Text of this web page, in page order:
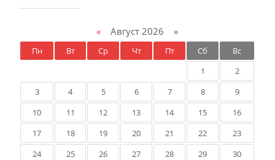
« Август 2026 »
Пн Вт Ср Чт Пт Сб
Вс
1
2
3
4 5 6 7 8
9
10
11 12 13 14 15
16
17
18 19 20 21 22
23
24
25 26 27 28 29
30